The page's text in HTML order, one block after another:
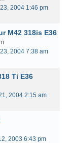
2004 1:46 pm
M42 318is E36
2004 7:38 am
Ti E36
2004 2:15 am
2003 6:43 pm